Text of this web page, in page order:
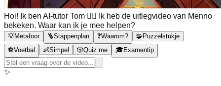
Hoi! Ik ben AI-tutor Tom 🙋‍♂️ Ik heb de uitlegvideo van Menno
bekeken. Waar kan ik je mee helpen?
💡Metafoor 🪜Stappenplan ❓Waarom? 🧩Puzzelstukje
⚽Voetbal 👶Simpel 🎲Quiz me 🎓Examentip
✨